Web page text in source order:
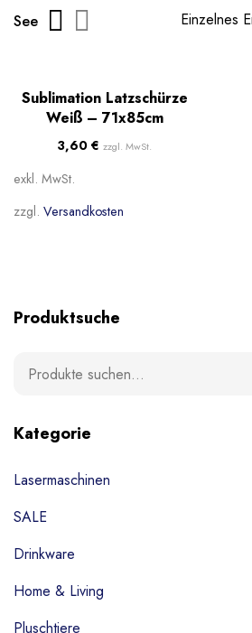
Einzelnes
See
Beliebt
Sublimation Latzschürze
Weiß – 71x85cm
3,60 € zzgl. MwSt.
exkl. MwSt.
zzgl. Versandkosten
Produktsuche
Kategorie
Lasermaschinen
SALE
Drinkware
Home & Living
Pluschtiere